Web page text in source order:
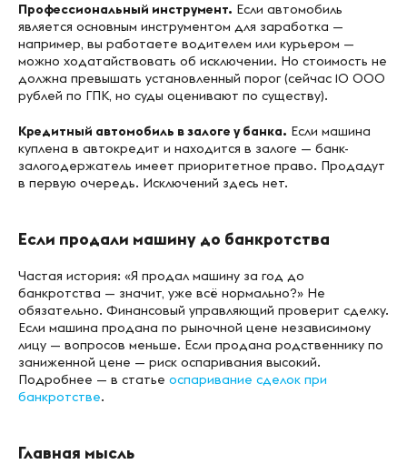
Профессиональный инструмент. Если автомобиль
является основным инструментом для заработка —
например, вы работаете водителем или курьером —
можно ходатайствовать об исключении. Но стоимость не
должна превышать установленный порог (сейчас 10 000
рублей по ГПК, но суды оценивают по существу).
Кредитный автомобиль в залоге у банка. Если машина
куплена в автокредит и находится в залоге — банк-
залогодержатель имеет приоритетное право. Продадут
в первую очередь. Исключений здесь нет.
Если продали машину до банкротства
Частая история: «Я продал машину за год до
банкротства — значит, уже всё нормально?» Не
обязательно. Финансовый управляющий проверит сделку.
Если машина продана по рыночной цене независимому
лицу — вопросов меньше. Если продана родственнику по
заниженной цене — риск оспаривания высокий.
Подробнее — в статье оспаривание сделок при
банкротстве.
Главная мысль